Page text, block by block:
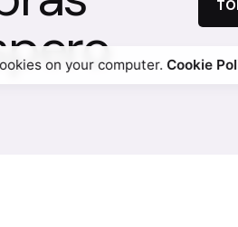
on your computer.Cookie